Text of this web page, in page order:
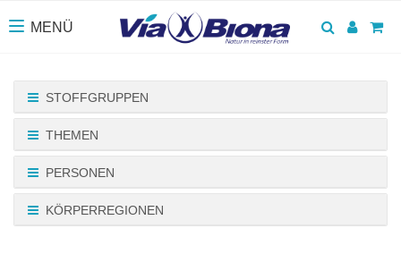
Toggle navigation
MENÜ Suchen
STOFFGRUPPEN
THEMEN
PERSONEN
KÖRPERREGIONEN